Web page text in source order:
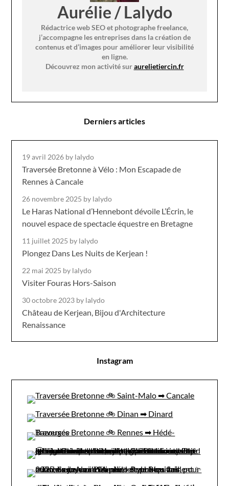
Aurélie / Lalydo
Rédactrice web SEO et photographe freelance,
j’accompagne les entreprises dans la création de
contenus et d’images pour améliorer leur visibilité
en ligne.
Découvrez mon activité suraurelietiercin.fr
Derniers articles
19 avril 2026 by lalydo
Traversée Bretonne à Vélo : Mon Escapade de
Rennes à Cancale
26 novembre 2025 by lalydo
Le Haras National d’Hennebont dévoile L’Écrin, le
nouvel espace de spectacle équestre en Bretagne
11 juillet 2025 by lalydo
Plongez Dans Les Nuits de Kerjean !
22 mai 2025 by lalydo
Visiter Fouras Hors-Saison
30 octobre 2023 by lalydo
Château de Kerjean, Bijou d'Architecture
Renaissance
Instagram